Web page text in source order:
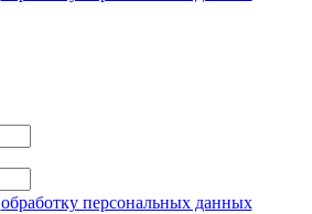
обработку персональных данных